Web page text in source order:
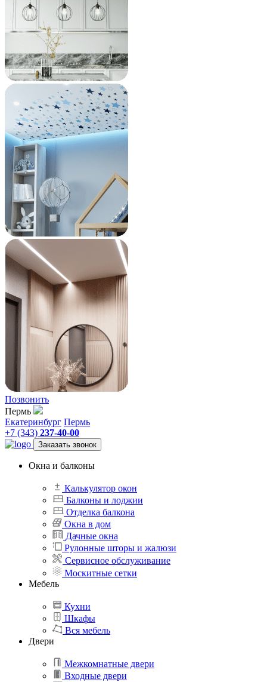
Позвонить
Пермь
Екатеринбург Пермь
+7 (343) 237-40-00
Заказать звонок
Окна и балконы
Калькулятор окон
Балконы и лоджии
Отделка балкона
Окна в дом
Дачные окна
Рулонные шторы и жалюзи
Сервисное обслуживание
Москитные сетки
Мебель
Кухни
Шкафы
Вся мебель
Двери
Межкомнатные двери
Входные двери